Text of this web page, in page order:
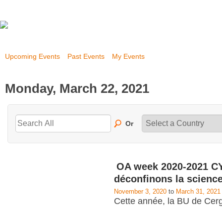
Upcoming Events Past Events My Events
Monday, March 22, 2021
Or
OA week 2020-2021
déconfinons la
November 3, 2020 to March 31, 2021
Cette année, la BU de